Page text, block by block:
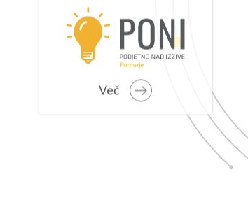
REGIONALNI RAZVOJ
Več